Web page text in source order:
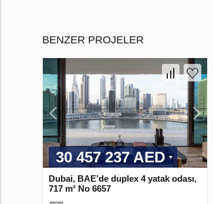
BENZER PROJELER
30 457 237 AED
Dubai, BAE’de duplex 4 yatak odası,
717 m² No 6657